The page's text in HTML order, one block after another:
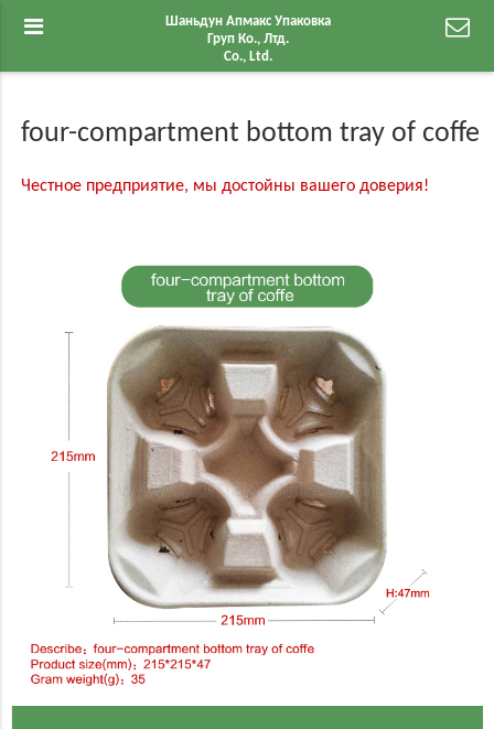
Шаньдун Апмакс Упаковка
Груп Ко., Лтд.
Co., Ltd.
four-compartment bottom tray of coffe
Честное предприятие, мы достойны вашего доверия!